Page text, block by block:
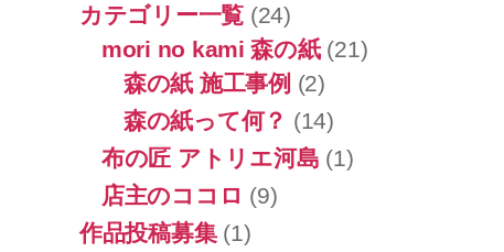
カテゴリー一覧 (24)
mori no kami 森の紙(21)
森の紙 施工事例 (2)
森の紙って何？ (14)
布の匠 アトリエ河島 (1)
店主のココロ (9)
作品投稿募集(1)